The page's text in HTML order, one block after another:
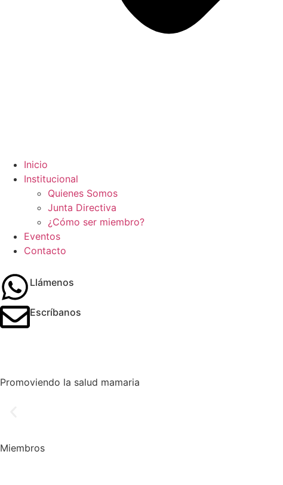
Inicio
Institucional
Quienes Somos
Junta Directiva
¿Cómo ser miembro?
Eventos
Contacto
Llámenos
Escríbanos
Promoviendo la salud mamaria
Miembros